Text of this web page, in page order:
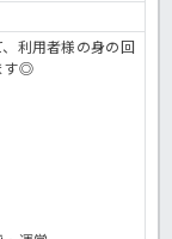
利用者様の身の回
す◎